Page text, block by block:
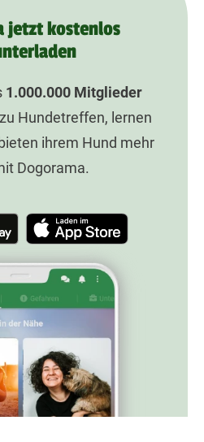
jetzt kostenlos
1.000.000Mitglieder
Hundetreffen, lernen
ihrem Hund mehr
Dogorama.